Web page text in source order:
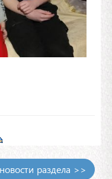
раздела >>